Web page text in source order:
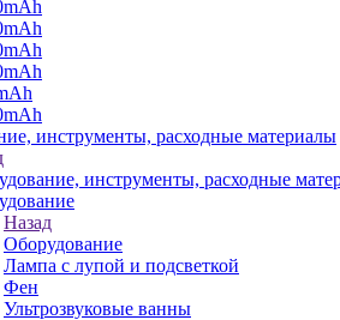
инструменты, расходные материалы
инструменты, расходные
Назад
Оборудование
Лампа с лупой и подсветкой
Фен
Ультрозвуковые ванны